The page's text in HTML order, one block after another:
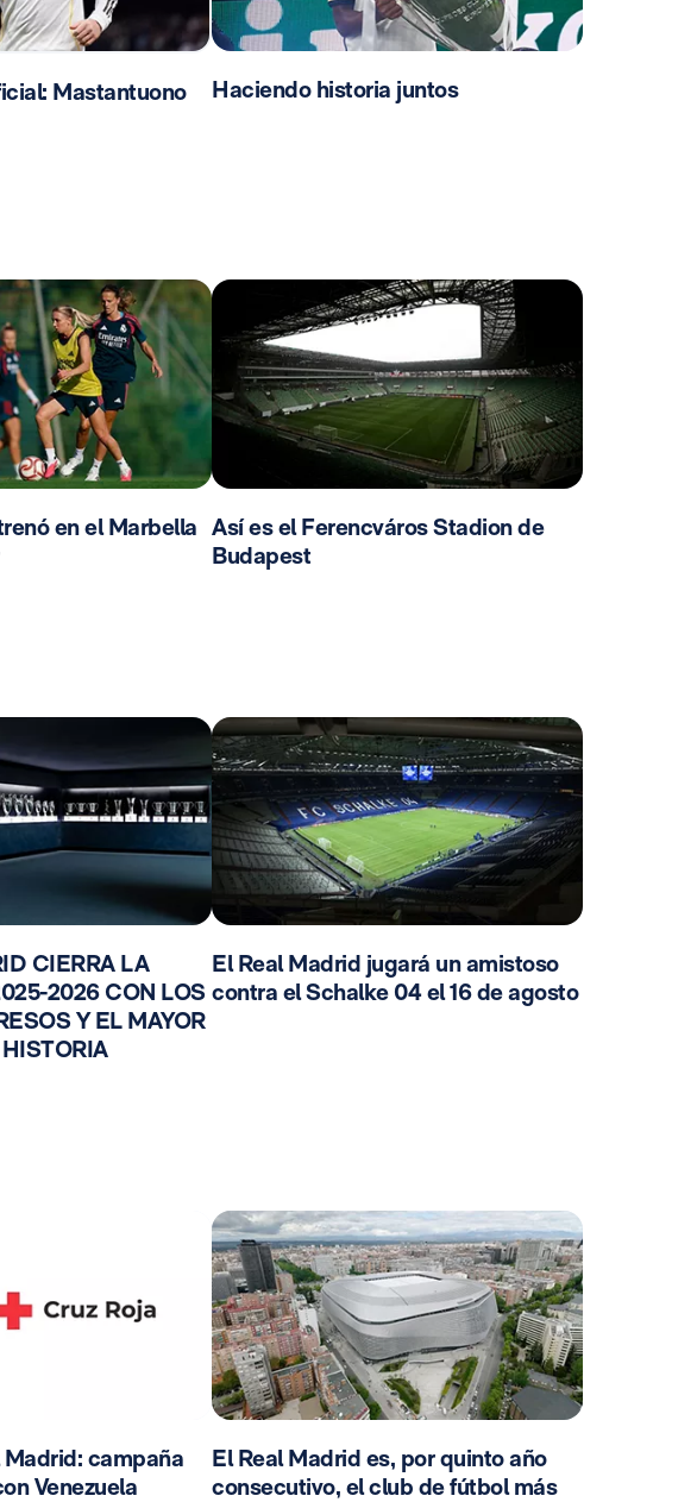
Mastantuono Haciendo historia juntos
en el Marbella Así es el Ferencváros Stadion de
Budapest
CIERRA LA
2026 CON LOS
Y EL MAYOR
El Real Madrid jugará un amistoso
contra el Schalke 04 el 16 de agosto
campaña
Venezuela
El Real Madrid es, por quinto año
consecutivo, el club de fútbol más